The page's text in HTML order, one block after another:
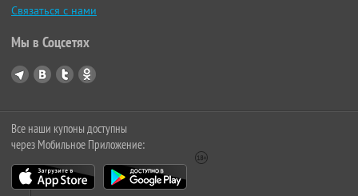
Связаться с нами
Мы в Соцсетях
Все наши купоны доступны
через Мобильное Приложение: